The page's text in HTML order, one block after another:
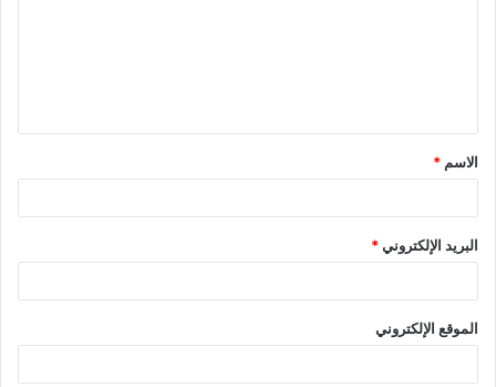
ق
*
الاسم *
البريد الإلكتروني*
الموقع الإلكتروني